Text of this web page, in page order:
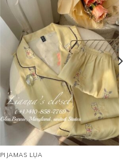
PIJAMAS LỤA